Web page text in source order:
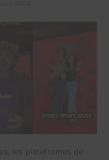
les plateformes de